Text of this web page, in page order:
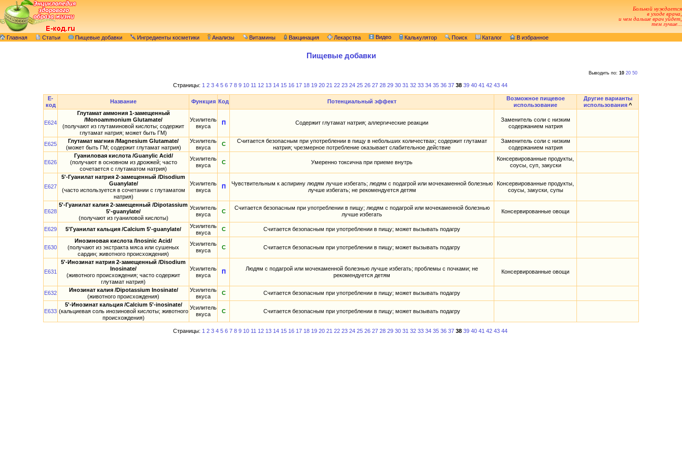
Больной нуждается
в уходе врача,
и чем дальше врач уйдет,
тем лучше...
Главная Статьи Пищевые добавки Ингредиенты косметики Анализы Витамины Вакцинация Лекарства Видео Калькулятор Поиск Каталог В избранное
Пищевые добавки
Выводить по: 10 20 50
Страницы: 1 2 3 4 5 6 7 8 9 10 11 12 13 14 15 16 17 18 19 20 21 22 23 24 25 26 27 28 29 30 31 32 33 34 35 36 37 38 39 40 41 42 43 44
E-
код
Название Функция Код Потенциальный эффект
Возможное пищевое
использование
Другие варианты
использования ^
E624
Глутамат аммония 1-замещенный
/Monoammonium Glutamate/
(получают из глутаминовой кислоты; содержит
глутамат натрия; может быть ГМ)
Усилитель
вкуса
П Содержит глутамат натрия; аллергические реакции
Заменитель соли с низким
содержанием натрия
E625
Глутамат магния /Magnesium Glutamate/
(может быть ГМ; содержит глутамат натрия)
Усилитель
вкуса
С
Считается безопасным при употреблении в пищу в небольших количествах; содержит глутамат
натрия; чрезмерное потребление оказывает слабительное действие
Заменитель соли с низким
содержанием натрия
E626
Гуаниловая кислота /Guanylic Acid/
(получают в основном из дрожжей; часто
сочетается с глутаматом натрия)
Усилитель
вкуса
С Умеренно токсична при приеме внутрь
Консервированные продукты,
соусы, суп, закуски
E627
5'-Гуанилат натрия 2-замещенный /Disodium
Guanylate/
(часто используется в сочетании с глутаматом
натрия)
Усилитель
вкуса
П
Чувствительным к аспирину людям лучше избегать; людям с подагрой или мочекаменной болезнью
лучше избегать; не рекомендуется детям
Консервированные продукты,
соусы, закуски, супы
E628
5'-Гуанилат калия 2-замещенный /Dipotassium
5'-guanylate/
(получают из гуаниловой кислоты)
Усилитель
вкуса
С
Считается безопасным при употреблении в пищу; людям с подагрой или мочекаменной болезнью
лучше избегать
Консервированные овощи
E629 5'Гуанилат кальция /Calcium 5'-guanylate/
Усилитель
вкуса
С Считается безопасным при употреблении в пищу; может вызывать подагру
E630
Инозиновая кислота /Inosinic Acid/
(получают из экстракта мяса или сушеных
сардин; животного происхождения)
Усилитель
вкуса
С Считается безопасным при употреблении в пищу; может вызывать подагру
E631
5'-Инозинат натрия 2-замещенный /Disodium
Inosinate/
(животного происхождения; часто содержит
глутамат натрия)
Усилитель
вкуса
П
Людям с подагрой или мочекаменной болезнью лучше избегать; проблемы с почками; не
рекомендуется детям
Консервированные овощи
E632
Инозинат калия /Dipotassium Inosinate/
(животного происхождения)
Усилитель
вкуса
С Считается безопасным при употреблении в пищу; может вызывать подагру
E633
5'-Инозинат кальция /Calcium 5'-inosinate/
(кальциевая соль инозиновой кислоты; животного
происхождения)
Усилитель
вкуса
С Считается безопасным при употреблении в пищу; может вызывать подагру
Страницы: 1 2 3 4 5 6 7 8 9 10 11 12 13 14 15 16 17 18 19 20 21 22 23 24 25 26 27 28 29 30 31 32 33 34 35 36 37 38 39 40 41 42 43 44